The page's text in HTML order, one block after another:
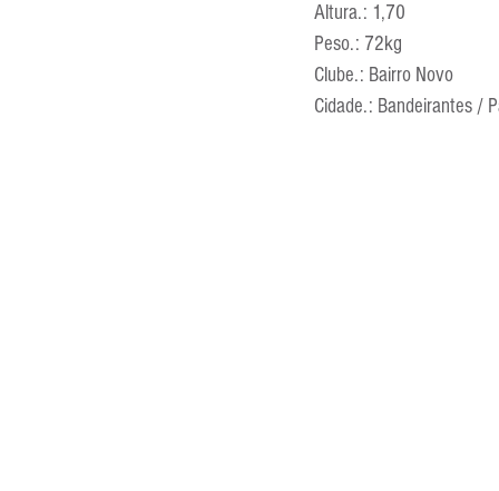
Altura.: 1,70
Peso.: 72kg
Clube.: Bairro Novo
Cidade.: Bandeirantes /